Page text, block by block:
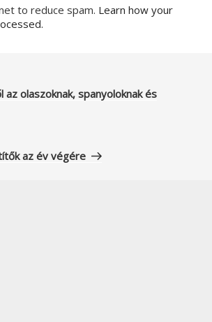
to reduce spam. Learn how your
olaszoknak, spanyoloknak és
az év végére